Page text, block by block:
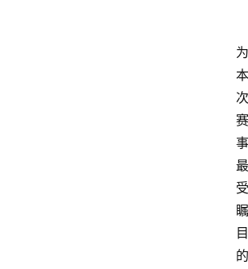
为
本
次
赛
事
最
受
瞩
目
的